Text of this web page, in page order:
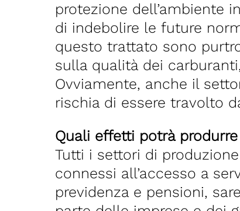
protezione dell’ambiente
di indebolire le future
questo trattato sono
sulla qualità dei
Ovviamente, anche il
rischia di essere travolto
Quali effetti potrà
Tutti i settori di
connessi all’accesso a
previdenza e pensioni,